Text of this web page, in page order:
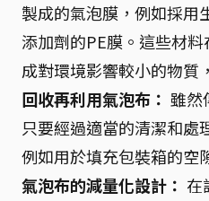
製成的氣泡膜，例如採用
添加劑的PE膜。這些材
成對環境影響較小的物質
回收再利用氣泡布： 雖然
只要經過適當的清潔和處
例如用於填充包裝箱的空
氣泡布的減量化設計： 在